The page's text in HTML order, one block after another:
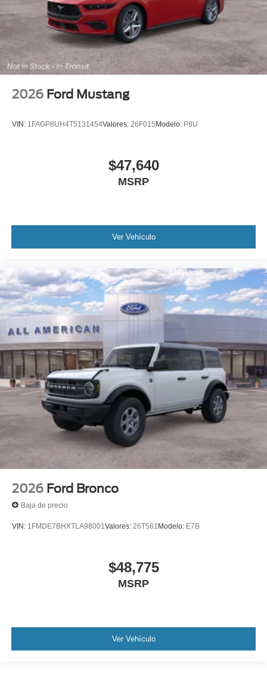
2026 Ford Mustang
VIN: 1FAGP8UH4T5131454Valores: 26F015Modelo: P8U
$47,640
MSRP
Ver Vehículo
2026 Ford Bronco
Baja de precio
VIN: 1FMDE7BHXTLA98001 Valores: 26T561 Modelo: E7B
$48,775
MSRP
Ver Vehículo